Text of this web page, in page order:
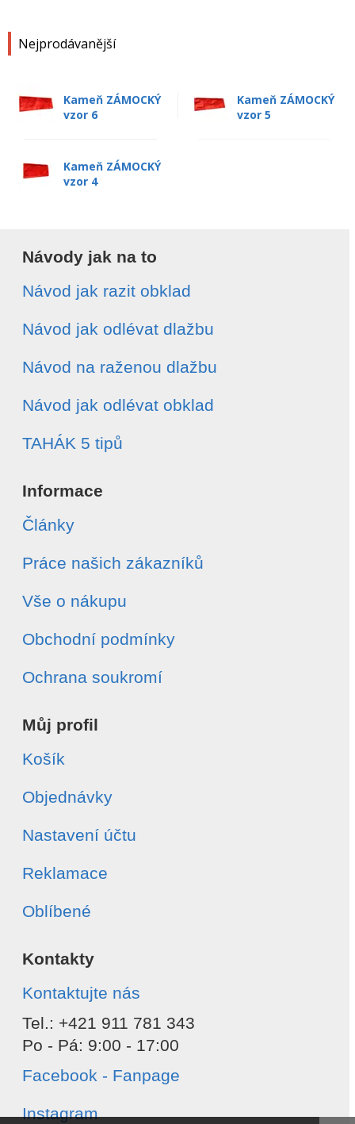
Nejprodávanější
Kameň ZÁMOCKÝ
vzor 6
Kameň ZÁMOCKÝ
vzor 5
Kameň ZÁMOCKÝ
vzor 4
Návody jak na to
Návod jak razit obklad
Návod jak odlévat dlažbu
Návod na raženou dlažbu
Návod jak odlévat obklad
TAHÁK 5 tipů
Informace
Články
Práce našich zákazníků
Vše o nákupu
Obchodní podmínky
Ochrana soukromí
Můj profil
Košík
Objednávky
Nastavení účtu
Reklamace
Oblíbené
Kontakty
Kontaktujte nás
Tel.: +421 911 781 343
Po - Pá: 9:00 - 17:00
Facebook - Fanpage
Instagram